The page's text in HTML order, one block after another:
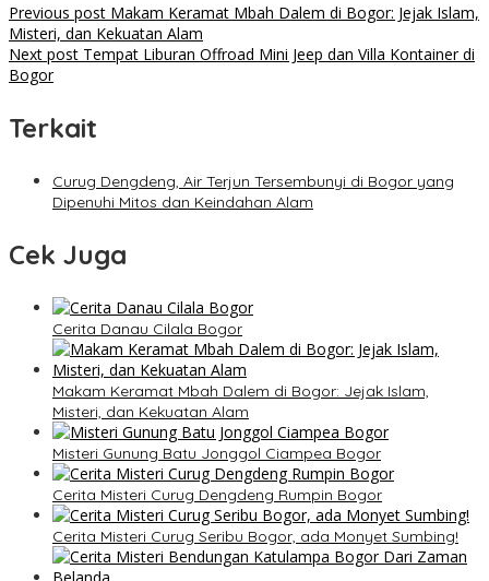
Post
navigation
Previous post Makam Keramat Mbah Dalem di Bogor: Jejak Islam,
Misteri, dan Kekuatan Alam
Next post Tempat Liburan Offroad Mini Jeep dan Villa Kontainer di
Bogor
Terkait
Curug Dengdeng, Air Terjun Tersembunyi di Bogor yang
Dipenuhi Mitos dan Keindahan Alam
Cek Juga
Cerita Danau Cilala Bogor
Makam Keramat Mbah Dalem di Bogor: Jejak Islam,
Misteri, dan Kekuatan Alam
Misteri Gunung Batu Jonggol Ciampea Bogor
Cerita Misteri Curug Dengdeng Rumpin Bogor
Cerita Misteri Curug Seribu Bogor, ada Monyet Sumbing!